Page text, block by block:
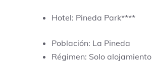
Hotel: Pineda Park****
Población: La Pineda
Régimen: Solo alojamiento